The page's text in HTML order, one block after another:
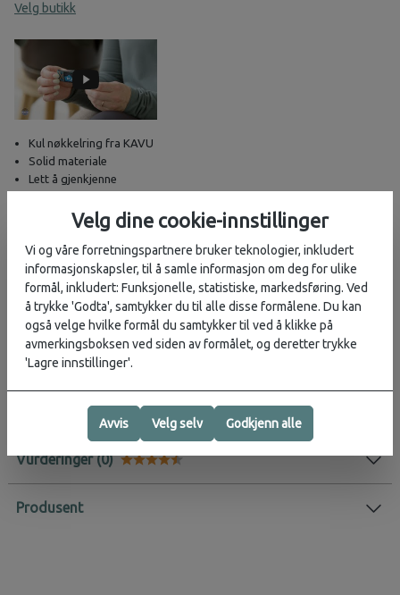
Velg butikk
Kul nøkkelring fra KAVU
Solid materiale
Lett å gjenkjenne
Ta med deg KAVU-stilen i lommen og overalt!
Mønstret nøkkelring i 2,5 cm bredt, vevd webbing med 3,2 cm delt
nøkkelring i nikkel.
Materiale:100 % polypropylen
Størrelse:9 cm webbing / 11,5 cm total lengde inkludert
metallringen
Vurderinger
Produsent
Velg dine cookie-innstillinger
Vi og våre forretningspartnere bruker teknologier, inkludert
informasjonskapsler, til å samle informasjon om deg for ulike
formål, inkludert: Funksjonelle, statistiske, markedsføring. Ved
å trykke 'Godta', samtykker du til alle disse formålene. Du kan
også velge hvilke formål du samtykker til ved å klikke på
avmerkingsboksen ved siden av formålet, og deretter trykke
'Lagre innstillinger'.
Avvis Velg selv Godkjenn alle